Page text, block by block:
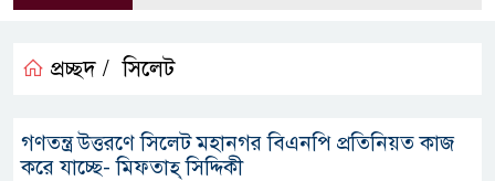
প্রচ্ছদ / সিলেট
গণতন্ত্র উত্তরণে সিলেট মহানগর বিএনপি প্রতিনিয়ত কাজ
করে যাচ্ছে- মিফতাহ্ সিদ্দিকী